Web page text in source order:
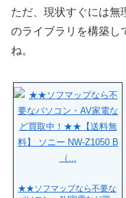
ただ、現状すぐには無
のライブラリを構築し
ね。
★★ソフマップなら不要な